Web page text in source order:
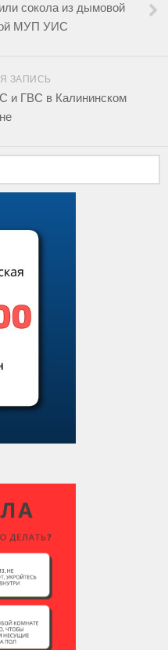
сокола из дымовой
МУП УИС
ЗАПИСЬ
и ГВС в Калининском